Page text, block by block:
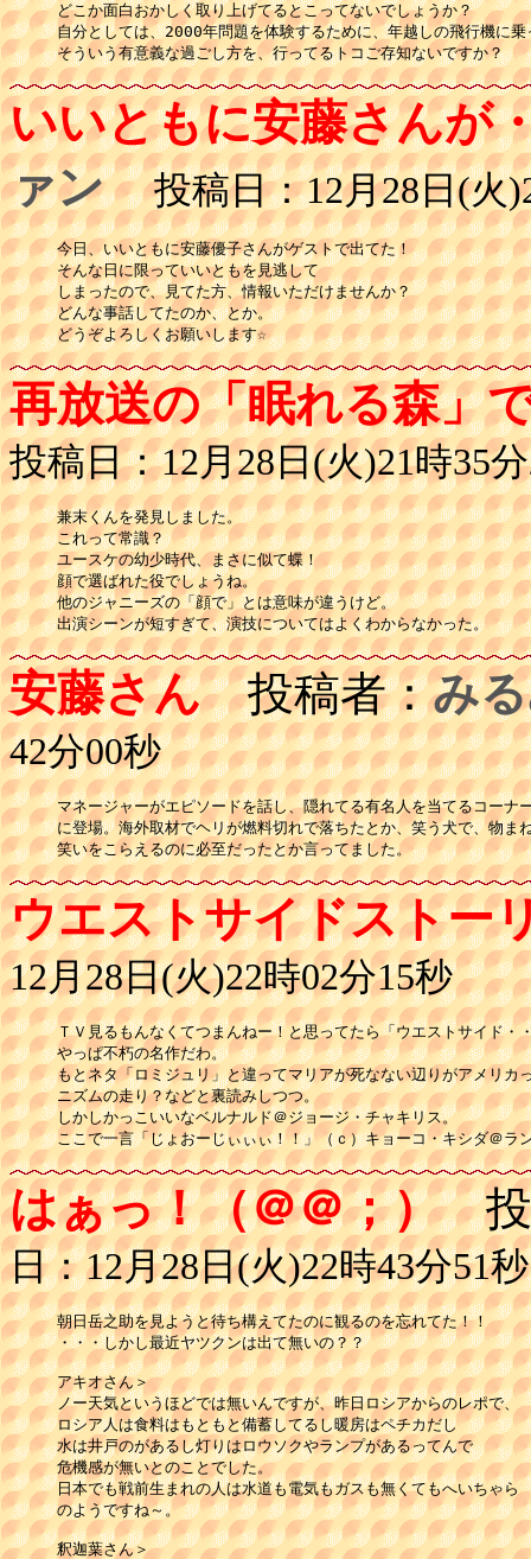
どこか面白おかしく取り上げてるとこってないでしょうか？
自分としては、2000年問題を体験するために、年越しの飛行機に乗
そういう有意義な過ごし方を、行ってるトコご存知ないですか？
いいともに安藤さんが
ァン 投稿日：12月28日(火
今日、いいともに安藤優子さんがゲストで出てた！
そんな日に限っていいともを見逃して
しまったので、見てた方、情報いただけませんか？
どんな事話してたのか、とか。
どうぞよろしくお願いします☆
再放送の「眠れる森」
投稿日：12月28日(火)21時35
兼末くんを発見しました。
これって常識？
ユースケの幼少時代、まさに似て蝶！
顔で選ばれた役でしょうね。
他のジャニーズの「顔で」とは意味が違うけど。
出演シーンが短すぎて、演技についてはよくわからなかった。
安藤さん投稿者：み
42分00秒
マネージャーがエピソードを話し、隠れてる有名人を当てるコーナ
に登場。海外取材でヘリが燃料切れで落ちたとか、笑う犬で、物ま
笑いをこらえるのに必至だったとか言ってました。
ウエストサイドストー
12月28日(火)22時02分15秒
ＴＶ見るもんなくてつまんねー！と思ってたら「ウエストサイド・
やっぱ不朽の名作だわ。
もとネタ「ロミジュリ」と違ってマリアが死なない辺りがアメリカ
ニズムの走り？などと裏読みしつつ。
しかしかっこいいなベルナルド＠ジョージ・チャキリス。
ここで一言「じょおーじぃぃぃ！！」（ｃ）キョーコ・キシダ＠ラ
はぁっ！（＠＠；）投
日：12月28日(火)22時43分51秒
朝日岳之助を見ようと待ち構えてたのに観るのを忘れてた！！
・・・しかし最近ヤツクンは出て無いの？？
アキオさん＞
ノー天気というほどでは無いんですが、昨日ロシアからのレポで、
ロシア人は食料はもともと備蓄してるし暖房はペチカだし
水は井戸のがあるし灯りはロウソクやランプがあるってんで
危機感が無いとのことでした。
日本でも戦前生まれの人は水道も電気もガスも無くてもへいちゃら
のようですね～。
釈迦葉さん＞